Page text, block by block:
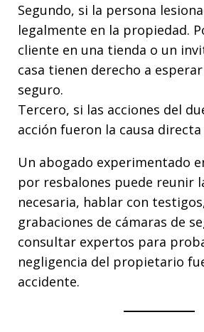
Segundo, si la persona
legalmente en la propiedad.
cliente en una tienda o un
casa tienen derecho a
seguro.
Tercero, si las acciones del
acción fueron la causa
Un abogado experimentado
por resbalones puede reunir
necesaria, hablar con
grabaciones de cámaras de
consultar expertos para
negligencia del propietario
accidente.